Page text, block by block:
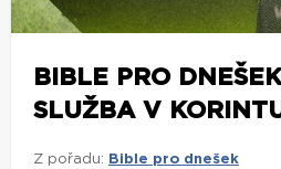
BIBLE PRO
SLUŽBA V
Z pořadu: Bible pro dnešek